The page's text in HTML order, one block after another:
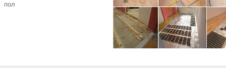
пол